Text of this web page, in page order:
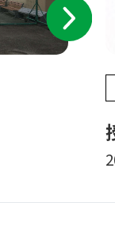
Next